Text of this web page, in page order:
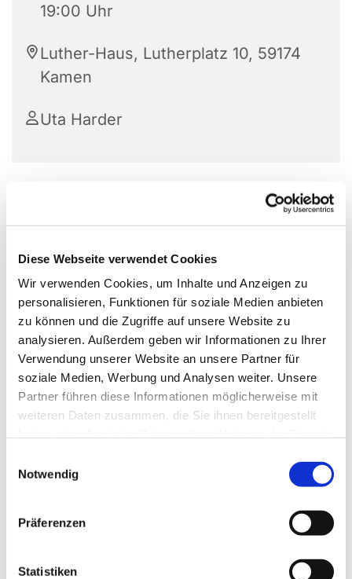
Diese Webseite verwendet Cookies
Wir verwenden Cookies, um Inhalte und Anzeigen zu
personalisieren, Funktionen für soziale Medien anbieten
zu können und die Zugriffe auf unsere Website zu
analysieren. Außerdem geben wir Informationen zu Ihrer
Verwendung unserer Website an unsere Partner für
soziale Medien, Werbung und Analysen weiter. Unsere
Partner führen diese Informationen möglicherweise mit
weiteren Daten zusammen, die Sie ihnen bereitgestellt
Notwendig
Präferenzen
Statistiken
19:00 Uhr
Luther-Haus, Lutherplatz 10, 59174
Kamen
Uta Harder
Dies könnte Sie auch